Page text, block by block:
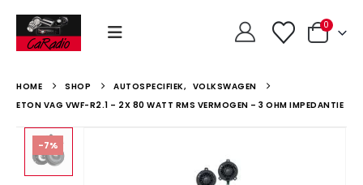
0
HOME SHOP AUTOSPECIFIEK, VOLKSWAGEN
ETON VAG VWF-R2.1 – 2X 80 WATT RMS VERMOGEN – 3 OHM IMPEDANTIE
-7%